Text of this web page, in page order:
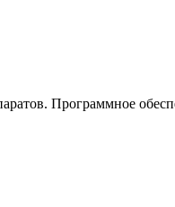
Программное